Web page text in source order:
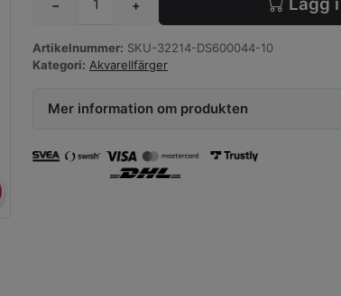
− +
Artikelnummer: SKU-32214-DS600044-10
Kategori: Akvarellfärger
Mer information om produkten